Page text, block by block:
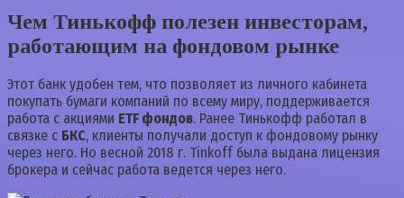
Чем Тинькофф полезен инвесторам,
работающим на фондовом рынке
Этот банк удобен тем, что позволяет из личного кабинета
покупать бумаги компаний по всему миру, поддерживается
работа с акциями ETF фондов. Ранее Тинькофф работал в
связке с БКС, клиенты получали доступ к фондовому рынку
через него. Но весной 2018 г. Tinkoff была выдана лицензия
брокера и сейчас работа ведется через него.